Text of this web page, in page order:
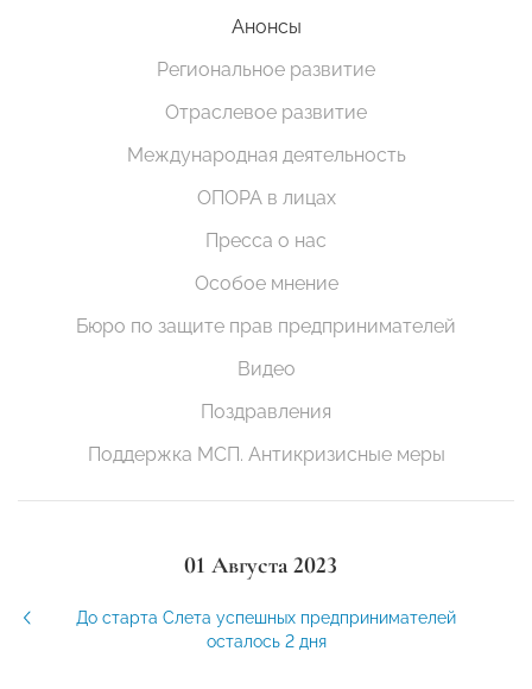
Анонсы
Региональное развитие
Отраслевое развитие
Международная деятельность
ОПОРА в лицах
Пресса о нас
Особое мнение
Бюро по защите прав предпринимателей
Видео
Поздравления
Поддержка МСП. Антикризисные меры
01 Августа 2023
До старта Слета успешных предпринимателей
осталось 2 дня